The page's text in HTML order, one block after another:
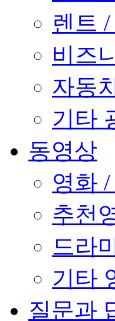
렌트
비즈
자동
기타
동영상
영화
추천
드라
기타
질문과